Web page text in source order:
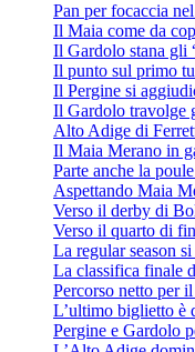
Pan per focaccia
Il Maia come da
Il Gardolo stana gli
Il punto sul primo
Il Pergine si
Il Gardolo travolge
Alto Adige di
Il Maia Merano in
Parte anche la
Aspettando Maia
Verso il derby di
Verso il quarto di
La regular season
La classifica finale
Percorso netto per
L’ultimo biglietto è
Pergine e Gardolo